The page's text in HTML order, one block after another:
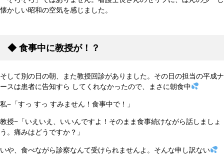
懐かしい昭和の空気を感じました。
◆食事中に教授が！？
そして別の日の朝、また教授回診がありました。その日の担当の平成ナ
ースは患者に告知すら してくれなかったので、まさに朝食中
私−「すっ すっ すみません！食事中で！」
教授−「いえいえ、いいんですよ！そのまま食事続けながら話しましょ
う。痛みはどうですか？」
いや、食べながら診察なんて受けられませんよ。そんな申し訳ない